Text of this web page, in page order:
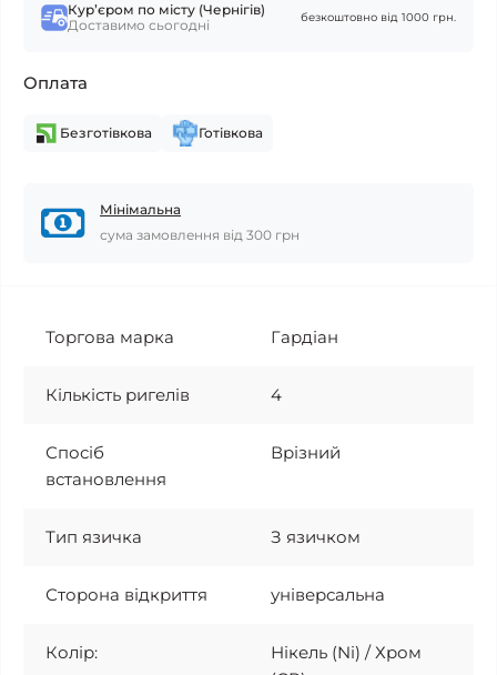
Курʼєром по місту (Чернігів)
Доставимо сьогодні
безкоштовно від 1000 грн.
Оплата
Безготівкова Готівкова
Мінімальна
сума замовлення від 300 грн
Торгова марка Гардіан
Кількість ригелів 4
Спосіб
встановлення
Врізний
Тип язичка З язичком
Сторона відкриття універсальна
Колір:
Нікель (Ni) / Хром